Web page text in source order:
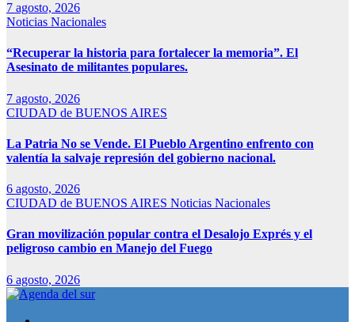
7 agosto, 2026
Noticias Nacionales
“Recuperar la historia para fortalecer la memoria”. El
Asesinato de militantes populares.
7 agosto, 2026
CIUDAD de BUENOS AIRES
La Patria No se Vende. El Pueblo Argentino enfrento con
valentía la salvaje represión del gobierno nacional.
6 agosto, 2026
CIUDAD de BUENOS AIRES Noticias Nacionales
Gran movilización popular contra el Desalojo Exprés y el
peligroso cambio en Manejo del Fuego
6 agosto, 2026